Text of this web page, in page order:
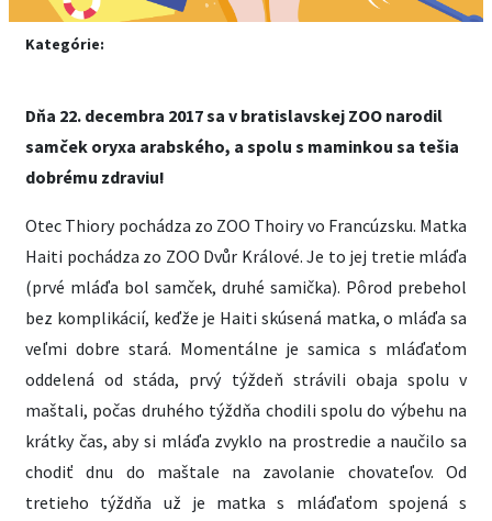
Kategórie:
Dňa 22. decembra 2017 sa v bratislavskej ZOO narodil
samček oryxa arabského, a spolu s maminkou sa tešia
dobrému zdraviu!
Otec Thiory pochádza zo ZOO Thoiry vo Francúzsku. Matka
Haiti pochádza zo ZOO Dvůr Králové. Je to jej tretie mláďa
(prvé mláďa bol samček, druhé samička). Pôrod prebehol
bez komplikácií, keďže je Haiti skúsená matka, o mláďa sa
veľmi dobre stará. Momentálne je samica s mláďaťom
oddelená od stáda, prvý týždeň strávili obaja spolu v
maštali, počas druhého týždňa chodili spolu do výbehu na
krátky čas, aby si mláďa zvyklo na prostredie a naučilo sa
chodiť dnu do maštale na zavolanie chovateľov. Od
tretieho týždňa už je matka s mláďaťom spojená s